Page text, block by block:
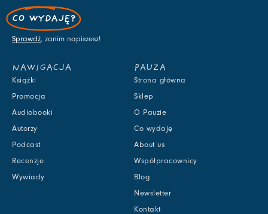
CO WYDAJĘ?
Sprawdź, zanim napiszesz!
NAWIGACJA
Książki
Promocja
Audiobooki
Autorzy
Podcast
Recenzje
Wywiady
PAUZA
Strona główna
Sklep
O Pauzie
Co wydaję
About us
Współpracownicy
Blog
Newsletter
Kontakt